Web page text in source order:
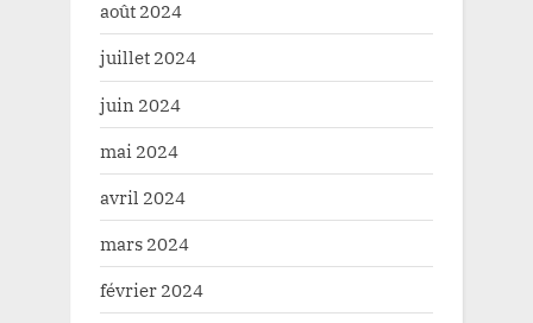
août 2024
juillet 2024
juin 2024
mai 2024
avril 2024
mars 2024
février 2024